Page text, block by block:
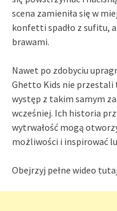
scena zamieniła się w
konfetti spadło z sufitu,
brawami.
Nawet po zdobyciu
Ghetto Kids nie przestali
występ z takim samym
wcześniej. Ich historia
wytrwałość mogą
możliwości i inspirować
Obejrzyj pełne wideo